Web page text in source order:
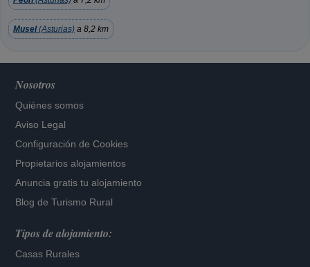
Musel(Asturias) a 8,2 km
Nosotros
Quiénes somos
Aviso Legal
Configuración de Cookies
Propietarios alojamientos
Anuncia gratis tu alojamiento
Blog de Turismo Rural
Tipos de alojamiento:
Casas Rurales